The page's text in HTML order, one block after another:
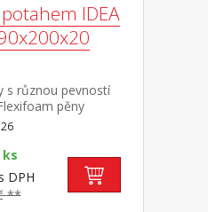
IDEA
s různou pevností
pěny
do 7
(bílá) a měkká (světle
pro všechny
pro alergiky,
a pratelný do 60
ks
s DPH
**